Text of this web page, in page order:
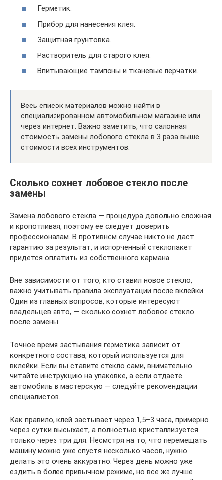
Герметик.
Прибор для нанесения клея.
Защитная грунтовка.
Растворитель для старого клея.
Впитывающие тампоны и тканевые перчатки.
Весь список материалов можно найти в
специализированном автомобильном магазине или
через интернет. Важно заметить, что салонная
стоимость замены лобового стекла в 3 раза выше
стоимости всех инструментов.
Сколько сохнет лобовое стекло после
замены
Замена лобового стекла — процедура довольно сложная
и кропотливая, поэтому ее следует доверить
профессионалам. В противном случае никто не даст
гарантию за результат, и испорченный стеклопакет
придется оплатить из собственного кармана.
Вне зависимости от того, кто ставил новое стекло,
важно учитывать правила эксплуатации после вклейки.
Один из главных вопросов, которые интересуют
владельцев авто, — сколько сохнет лобовое стекло
после замены.
Точное время застывания герметика зависит от
конкретного состава, который используется для
вклейки. Если вы ставите стекло сами, внимательно
читайте инструкцию на упаковке, а если отдаете
автомобиль в мастерскую — следуйте рекомендации
специалистов.
Как правило, клей застывает через 1,5–3 часа, примерно
через сутки высыхает, а полностью кристаллизуется
только через три для. Несмотря на то, что перемещать
машину можно уже спустя несколько часов, нужно
делать это очень аккуратно. Через день можно уже
ездить в более привычном режиме, но все же лучше